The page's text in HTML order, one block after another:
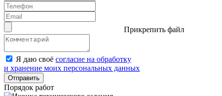
Прикрепить файл
Я даю своё согласие на обработку
и хранение моих персональных данных
Отправить
Порядок работ